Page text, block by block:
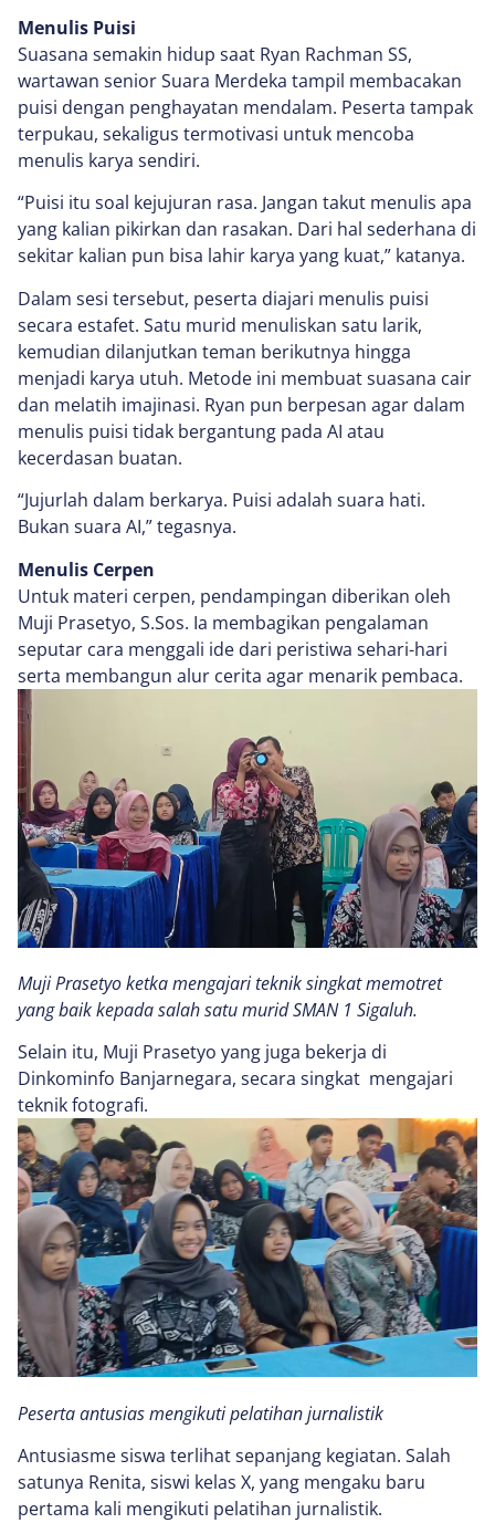
Menulis Puisi
Suasana semakin hidup saat Ryan Rachman SS,
wartawan senior Suara Merdeka tampil membacakan
puisi dengan penghayatan mendalam. Peserta tampak
terpukau, sekaligus termotivasi untuk mencoba
menulis karya sendiri.
“Puisi itu soal kejujuran rasa. Jangan takut menulis apa
yang kalian pikirkan dan rasakan. Dari hal sederhana di
sekitar kalian pun bisa lahir karya yang kuat,” katanya.
Dalam sesi tersebut, peserta diajari menulis puisi
secara estafet. Satu murid menuliskan satu larik,
kemudian dilanjutkan teman berikutnya hingga
menjadi karya utuh. Metode ini membuat suasana cair
dan melatih imajinasi. Ryan pun berpesan agar dalam
menulis puisi tidak bergantung pada AI atau
kecerdasan buatan.
“Jujurlah dalam berkarya. Puisi adalah suara hati.
Bukan suara AI,” tegasnya.
Menulis Cerpen
Untuk materi cerpen, pendampingan diberikan oleh
Muji Prasetyo, S.Sos. Ia membagikan pengalaman
seputar cara menggali ide dari peristiwa sehari-hari
serta membangun alur cerita agar menarik pembaca.
Muji Prasetyo ketka mengajari teknik singkat memotret
yang baik kepada salah satu murid SMAN 1 Sigaluh.
Selain itu, Muji Prasetyo yang juga bekerja di
Dinkominfo Banjarnegara, secara singkat mengajari
teknik fotografi.
Peserta antusias mengikuti pelatihan jurnalistik
Antusiasme siswa terlihat sepanjang kegiatan. Salah
satunya Renita, siswi kelas X, yang mengaku baru
pertama kali mengikuti pelatihan jurnalistik.